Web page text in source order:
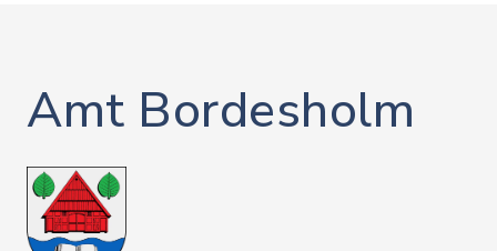
Amt Bordesholm